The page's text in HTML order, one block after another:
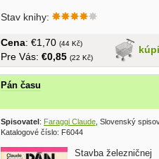
Stav knihy:
Cena: €1,70 (44 Kč)
Pre Vás: €0,85 (22 Kč)
Pán času
Spisovatel: Faraggi Claude , Slovenský
Katalogové číslo: F6044
Stavba železničnej